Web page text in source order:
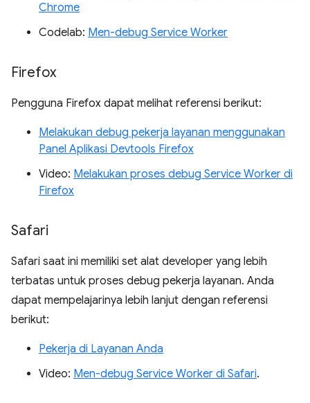
Chrome
Codelab: Men-debug Service Worker
Firefox
Pengguna Firefox dapat melihat referensi berikut:
Melakukan debug pekerja layanan menggunakan
Panel Aplikasi Devtools Firefox
Video: Melakukan proses debug Service Worker di
Firefox
Safari
Safari saat ini memiliki set alat developer yang lebih
terbatas untuk proses debug pekerja layanan. Anda
dapat mempelajarinya lebih lanjut dengan referensi
berikut:
Pekerja di Layanan Anda
Video: Men-debug Service Worker di Safari.